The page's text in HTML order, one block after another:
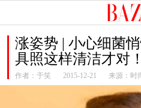
涨姿势 | 小心细菌
具照这样清洁才对！
作者： 于笑 2015-12-21 来源：时